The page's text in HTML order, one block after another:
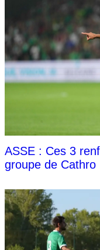
ASSE : Ces 3
groupe de Cathro